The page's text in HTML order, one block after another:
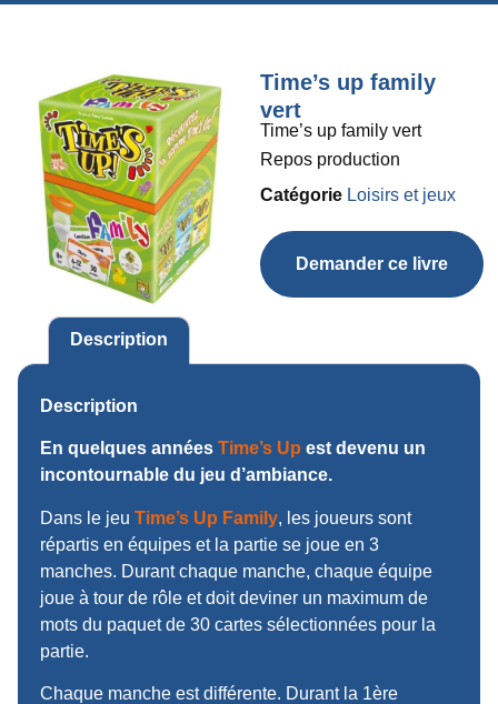
Time’s up family
vert
Time’s up family vert
Repos production
Catégorie Loisirs et jeux
Demander ce livre
Description
Description
En quelques années Time’s Up est devenu un
incontournable du jeu d’ambiance.
Dans le jeu Time’s Up Family, les joueurs sont
répartis en équipes et la partie se joue en 3
manches. Durant chaque manche, chaque équipe
joue à tour de rôle et doit deviner un maximum de
mots du paquet de 30 cartes sélectionnées pour la
partie.
Chaque manche est différente. Durant la 1ère